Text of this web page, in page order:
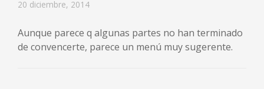
20 diciembre, 2014
Aunque parece q algunas partes no han terminado
de convencerte, parece un menú muy sugerente.